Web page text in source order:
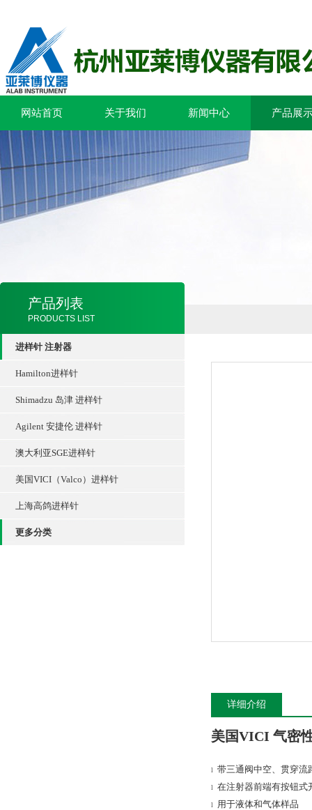
网站首页 关于我们 新闻中心 产品展
产品列表
PRODUCTS LIST
进样针 注射器
Hamilton进样针
Shimadzu 岛津 进样针
Agilent 安捷伦 进样针
澳大利亚SGE进样针
美国VICI（Valco）进样针
上海高鸽进样针
更多分类
详细介绍
美国VICI 气密
l 带三通阀中空、贯穿流
l 在注射器前端有按钮式
l 用于液体和气体样品